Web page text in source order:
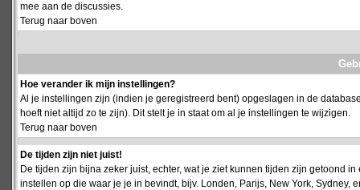
mee aan de discussies.
Terug naar boven
Hoe verander ik mijn instellingen?
Al je instellingen zijn (indien je geregistreerd bent) opgeslagen in de
hoeft niet altijd zo te zijn). Dit stelt je in staat om al je instellingen te wijzigen.
Terug naar boven
De tijden zijn niet juist!
De tijden zijn bijna zeker juist, echter, wat je ziet kunnen tijden zijn getoond
instellen op die waar je je in bevindt, bijv. Londen, Parijs, New York,